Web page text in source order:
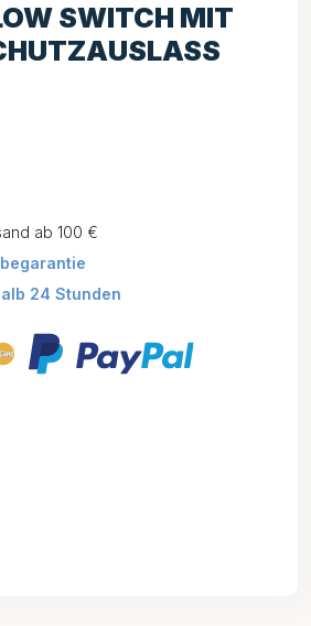
SWITCH MIT
ab 100 €
24 Stunden